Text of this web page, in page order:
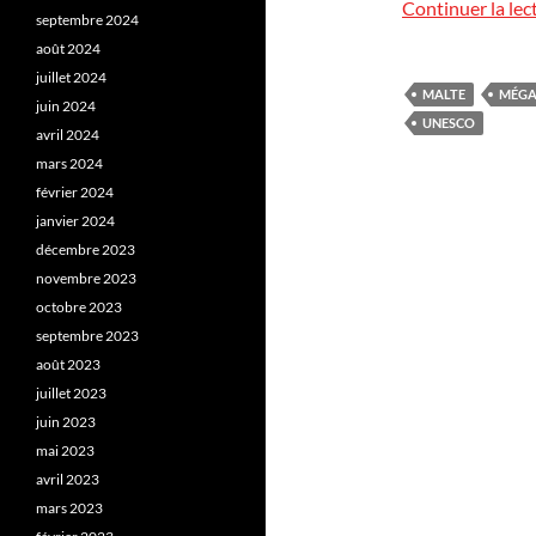
Continuer la
MALTE
UNESCO
septembre 2024
août 2024
juillet 2024
juin 2024
avril 2024
mars 2024
février 2024
janvier 2024
décembre 2023
novembre 2023
octobre 2023
septembre 2023
août 2023
juillet 2023
juin 2023
mai 2023
avril 2023
mars 2023